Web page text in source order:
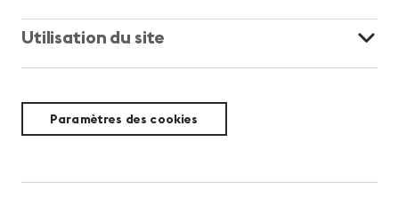
Utilisation du site
Paramètres des cookies